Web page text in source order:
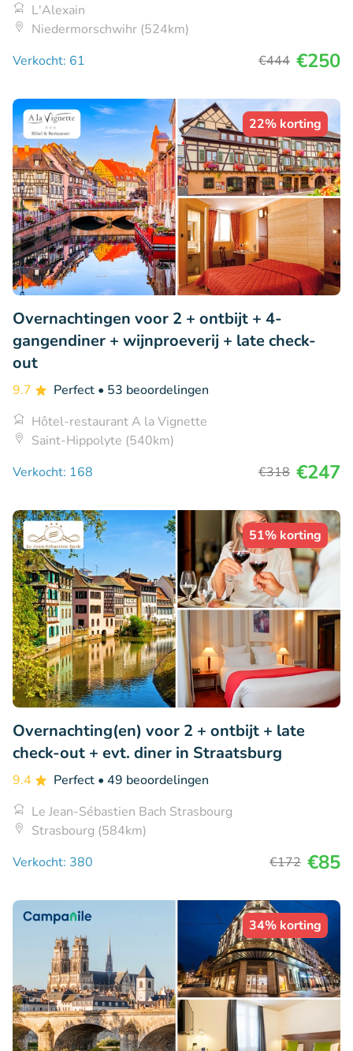
L'Alexain
Niedermorschwihr (524km)
Verkocht: 61
€444 €250
22% korting
Overnachtingen voor 2 + ontbijt + 4-
gangendiner + wijnproeverij + late check-
out
9.7 Perfect • 53 beoordelingen
Hôtel-restaurant A la Vignette
Saint-Hippolyte (540km)
Verkocht: 168
€318 €247
51% korting
Overnachting(en) voor 2 + ontbijt + late
check-out + evt. diner in Straatsburg
9.4 Perfect • 49 beoordelingen
Le Jean-Sébastien Bach Strasbourg
Strasbourg (584km)
Verkocht: 380
€172 €85
34% korting